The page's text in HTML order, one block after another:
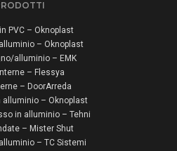
PVC – Oknoplast
– Oknoplast
alluminio – EMK
– Flessya
– DoorArreda
alluminio – Oknoplast
in alluminio – Tehni
– Mister Shut
– TC Sistemi